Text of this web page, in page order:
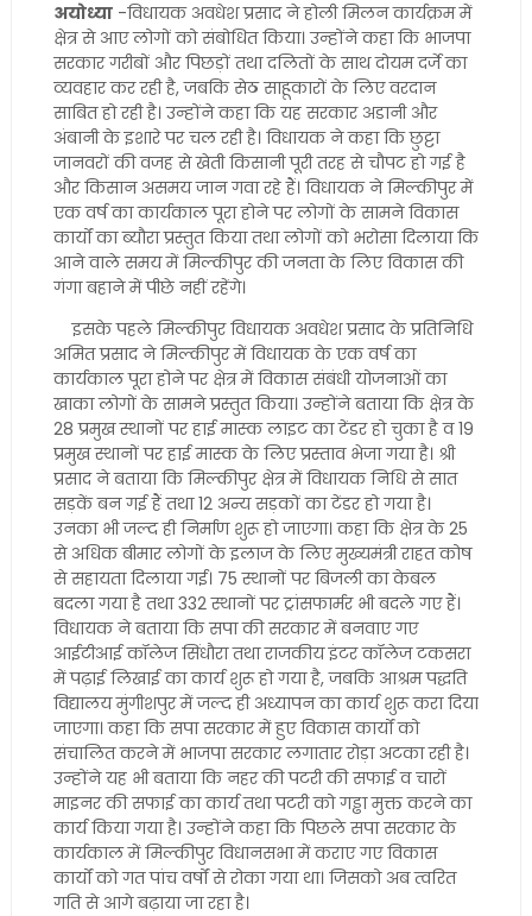
अयोध्या-विधायक अवधेश प्रसाद ने होली मिलन कार्यक्रम में
क्षेत्र से आए लोगों को संबोधित किया। उन्होंने कहा कि भाजपा
सरकार गरीबों और पिछड़ों तथा दलितों के साथ दोयम दर्जे का
व्यवहार कर रही है, जबकि सेठ साहूकारों के लिए वरदान
साबित हो रही है। उन्होंने कहा कि यह सरकार अडानी और
अंबानी के इशारे पर चल रही है। विधायक ने कहा कि छुट्टा
जानवरों की वजह से खेती किसानी पूरी तरह से चौपट हो गई है
और किसान असमय जान गवा रहे हैं। विधायक ने मिल्कीपुर में
एक वर्ष का कार्यकाल पूरा होने पर लोगों के सामने विकास
कार्यों का ब्यौरा प्रस्तुत किया तथा लोगों को भरोसा दिलाया कि
आने वाले समय में मिल्कीपुर की जनता के लिए विकास की
गंगा बहाने में पीछे नहीं रहेंगे।
इसके पहले मिल्कीपुर विधायक अवधेश प्रसाद के प्रतिनिधि
अमित प्रसाद ने मिल्कीपुर में विधायक के एक वर्ष का
कार्यकाल पूरा होने पर क्षेत्र में विकास संबंधी योजनाओं का
खाका लोगों के सामने प्रस्तुत किया। उन्होंने बताया कि क्षेत्र के
28 प्रमुख स्थानों पर हाई मास्क लाइट का टेंडर हो चुका है व 19
प्रमुख स्थानों पर हाई मास्क के लिए प्रस्ताव भेजा गया है। श्री
प्रसाद ने बताया कि मिल्कीपुर क्षेत्र में विधायक निधि से सात
सड़कें बन गई हैं तथा 12 अन्य सड़कों का टेंडर हो गया है।
उनका भी जल्द ही निर्माण शुरू हो जाएगा। कहा कि क्षेत्र के 25
से अधिक बीमार लोगों के इलाज के लिए मुख्यमंत्री राहत कोष
से सहायता दिलाया गई। 75 स्थानों पर बिजली का केबल
बदला गया है तथा 332 स्थानों पर ट्रांसफार्मर भी बदले गए हैं।
विधायक ने बताया कि सपा की सरकार में बनवाए गए
आईटीआई कॉलेज सिंधौरा तथा राजकीय इंटर कॉलेज टकसरा
में पढ़ाई लिखाई का कार्य शुरू हो गया है, जबकि आश्रम पद्धति
विद्यालय मुंगीशपुर में जल्द ही अध्यापन का कार्य शुरू करा दिया
जाएगा। कहा कि सपा सरकार में हुए विकास कार्यों को
संचालित करने में भाजपा सरकार लगातार रोड़ा अटका रही है।
उन्होंने यह भी बताया कि नहर की पटरी की सफाई व चारों
माइनर की सफाई का कार्य तथा पटरी को गड्ढा मुक्त करने का
कार्य किया गया है। उन्होंने कहा कि पिछले सपा सरकार के
कार्यकाल में मिल्कीपुर विधानसभा में कराए गए विकास
कार्यों को गत पांच वर्षों से रोका गया था। जिसको अब त्वरित
गति से आगे बढ़ाया जा रहा है।